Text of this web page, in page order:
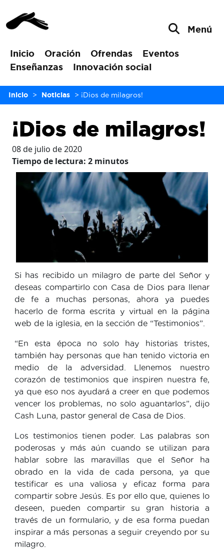
Inicio Oración Ofrendas
Eventos
Enseñanzas
Innovación social
Menú
Inicio > Noticias > ¡Dios de milagros!
¡Dios de milagros!
08 de julio de 2020
Tiempo de lectura: 2 minutos
Si has recibido un milagro de parte del Señor y
deseas compartirlo con Casa de Dios para llenar
de fe a muchas personas, ahora ya puedes
hacerlo de forma escrita y virtual en la página
web de la iglesia, en la sección de “Testimonios”.
“En esta época no solo hay historias tristes,
también hay personas que han tenido victoria en
medio de la adversidad. Llenemos nuestro
corazón de testimonios que inspiren nuestra fe,
ya que eso nos ayudará a creer en que podemos
vencer los problemas, no solo aguantarlos”, dijo
Cash Luna, pastor general de Casa de Dios.
Los testimonios tienen poder. Las palabras son
poderosas y más aún cuando se utilizan para
hablar sobre las maravillas que el Señor ha
obrado en la vida de cada persona, ya que
testificar es una valiosa y eficaz forma para
compartir sobre Jesús. Es por ello que, quienes lo
deseen, pueden compartir su gran historia a
través de un formulario, y de esa forma puedan
inspirar a más personas a seguir creyendo por su
milagro.